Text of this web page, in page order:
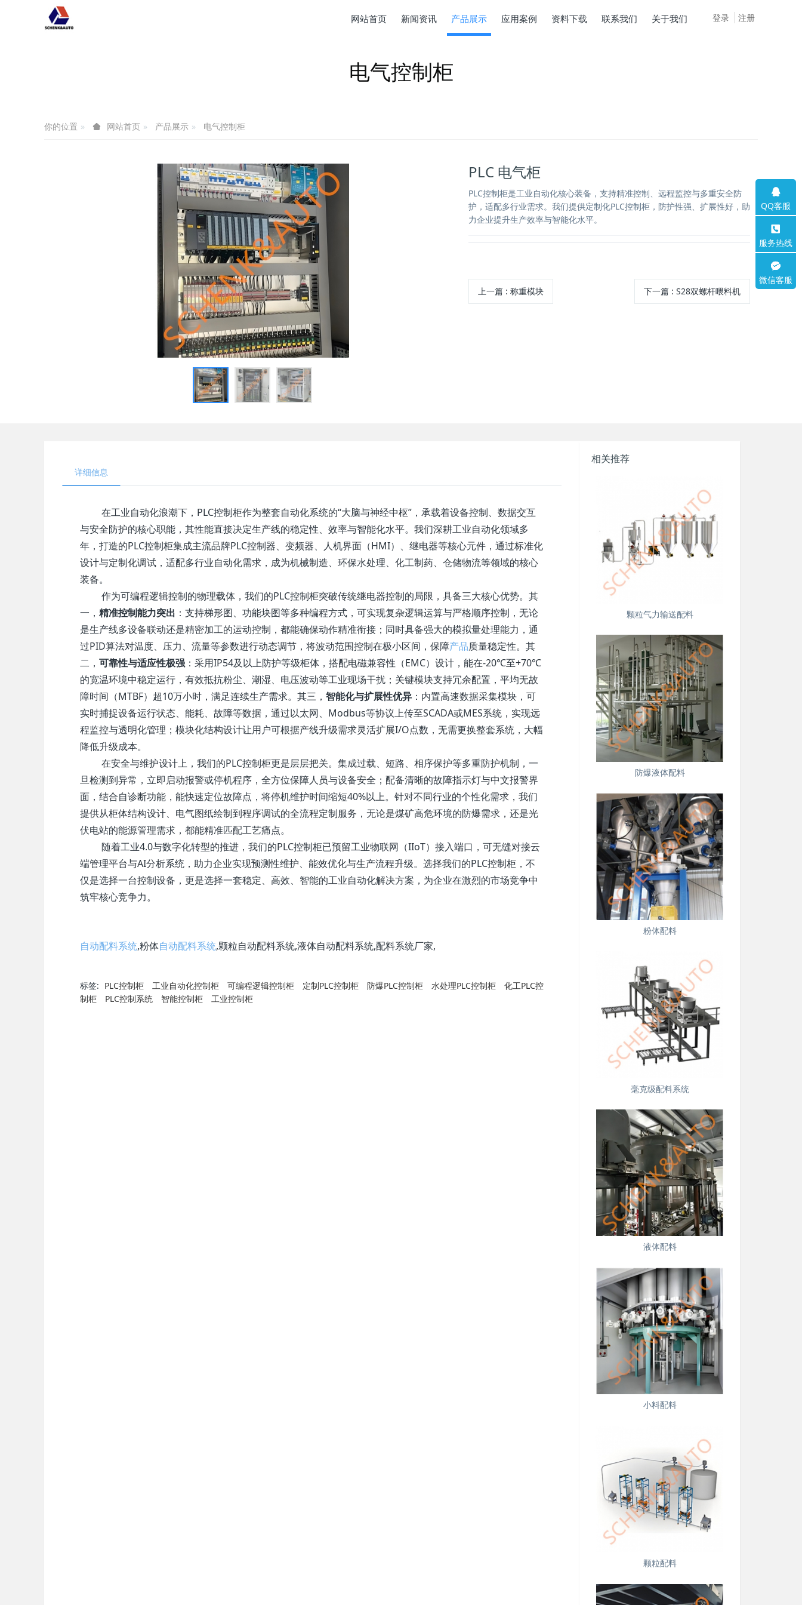
登录 注册
网站首页 新闻资讯 产品展示 应用案例 资料下载 联系我们 关于我们
电气控制柜
你的位置 网站首页 产品展示 电气控制柜
PLC 电气柜
PLC控制柜是工业自动化核心装备，支持精准控制、远程监控与多重安全防
护，适配多行业需求。我们提供定制化PLC控制柜，防护性强、扩展性好，助
力企业提升生产效率与智能化水平。
上一篇: 称重模块 下一篇 : S28双螺杆喂料机
详细信息
在工业自动化浪潮下，PLC控制柜作为整套自动化系统的“大脑与神经中枢”，承载着设备控制、数据交互
与安全防护的核心职能，其性能直接决定生产线的稳定性、效率与智能化水平。我们深耕工业自动化领域多
年，打造的PLC控制柜集成主流品牌PLC控制器、变频器、人机界面（HMI）、继电器等核心元件，通过标准化
设计与定制化调试，适配多行业自动化需求，成为机械制造、环保水处理、化工制药、仓储物流等领域的核心
装备。
作为可编程逻辑控制的物理载体，我们的PLC控制柜突破传统继电器控制的局限，具备三大核心优势。其
一， 精准控制能力突出 ：支持梯形图、功能块图等多种编程方式，可实现复杂逻辑运算与严格顺序控制，无论
是生产线多设备联动还是精密加工的运动控制，都能确保动作精准衔接；同时具备强大的模拟量处理能力，通
过PID算法对温度、压力、流量等参数进行动态调节，将波动范围控制在极小区间，保障产品质量稳定性。其
二， 可靠性与适应性极强：采用IP54及以上防护等级柜体，搭配电磁兼容性（EMC）设计，能在-20℃至+70℃
的宽温环境中稳定运行，有效抵抗粉尘、潮湿、电压波动等工业现场干扰；关键模块支持冗余配置，平均无故
障时间（MTBF）超10万小时，满足连续生产需求。其三， 智能化与扩展性优异：内置高速数据采集模块，可
实时捕捉设备运行状态、能耗、故障等数据，通过以太网、Modbus等协议上传至SCADA或MES系统，实现远
程监控与透明化管理；模块化结构设计让用户可根据产线升级需求灵活扩展I/O点数，无需更换整套系统，大幅
降低升级成本。
在安全与维护设计上，我们的PLC控制柜更是层层把关。集成过载、短路、相序保护等多重防护机制，一
旦检测到异常，立即启动报警或停机程序，全方位保障人员与设备安全；配备清晰的故障指示灯与中文报警界
面，结合自诊断功能，能快速定位故障点，将停机维护时间缩短40%以上。针对不同行业的个性化需求，我们
提供从柜体结构设计、电气图纸绘制到程序调试的全流程定制服务，无论是煤矿高危环境的防爆需求，还是光
伏电站的能源管理需求，都能精准匹配工艺痛点。
随着工业4.0与数字化转型的推进，我们的PLC控制柜已预留工业物联网（IIoT）接入端口，可无缝对接云
端管理平台与AI分析系统，助力企业实现预测性维护、能效优化与生产流程升级。选择我们的PLC控制柜，不
仅是选择一台控制设备，更是选择一套稳定、高效、智能的工业自动化解决方案，为企业在激烈的市场竞争中
筑牢核心竞争力。
自动配料系统,粉体自动配料系统,颗粒自动配料系统,液体自动配料系统,配料系统厂家,
标签: PLC控制柜 工业自动化控制柜 可编程逻辑控制柜 定制PLC控制柜 防爆PLC控制柜 水处理PLC控制柜
化工PLC控
制柜
PLC控制系统 智能控制柜 工业控制柜
相关推荐
颗粒气力输送配料
防爆液体配料
粉体配料
毫克级配料系统
液体配料
小料配料
颗粒配料
QQ客服
服务热线
微信客服